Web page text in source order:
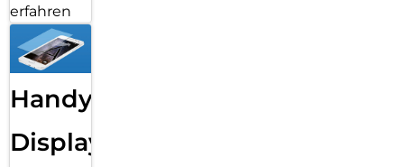
erfahren
Handy
Displayfolie